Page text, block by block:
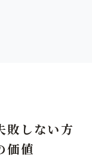
敗しない方
価値